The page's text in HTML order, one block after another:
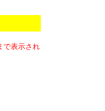
で表示され